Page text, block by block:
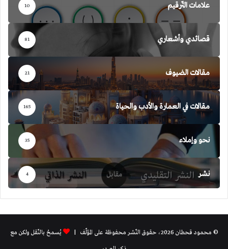
علامات التّرقيم 10
قصائدي وأشعاري 81
مقالات الضيوف 21
مقالات في العمارة والأدب والحياة 165
نحو وإملاء 35
نشر 4
© محمود قحطان 2026، حقوق النّشر محفوظة على المؤلّف |
يُسمحُ بالنّقل ولكن مع